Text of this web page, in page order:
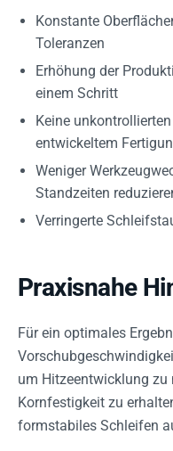
Konstante
Toleranzen
Erhöhung der
einem Schritt
Keine
entwickeltem
Weniger
Standzeiten
Verringerte
Praxisnahe
Für ein optimales
um Hitzeentwicklung zu
Kornfestigkeit zu
formstabiles Schleifen